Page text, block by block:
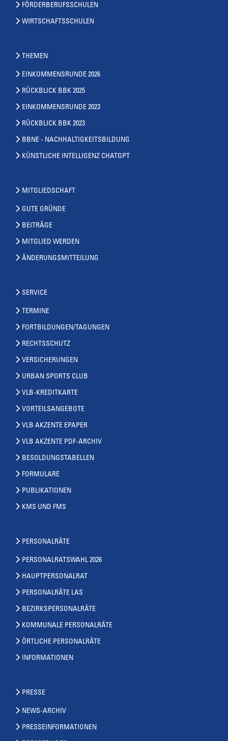
FÖRDERBERUFSSCHULEN
WIRTSCHAFTSSCHULEN
THEMEN
EINKOMMENSRUNDE 2026
RÜCKBLICK BBK 2025
EINKOMMENSRUNDE 2023
RÜCKBLICK BBK 2023
BBNE - NACHHALTIGKEITSBILDUNG
KÜNSTLICHE INTELLIGENZ CHATGPT
MITGLIEDSCHAFT
GUTE GRÜNDE
BEITRÄGE
MITGLIED WERDEN
ÄNDERUNGSMITTEILUNG
SERVICE
TERMINE
FORTBILDUNGEN/TAGUNGEN
RECHTSSCHUTZ
VERSICHERUNGEN
URBAN SPORTS CLUB
VLB-KREDITKARTE
VORTEILSANGEBOTE
VLB AKZENTE EPAPER
VLB AKZENTE PDF-ARCHIV
BESOLDUNGSTABELLEN
FORMULARE
PUBLIKATIONEN
KMS UND FMS
PERSONALRÄTE
PERSONALRATSWAHL 2026
HAUPTPERSONALRAT
PERSONALRÄTE LAS
BEZIRKSPERSONALRÄTE
KOMMUNALE PERSONALRÄTE
ÖRTLICHE PERSONALRÄTE
INFORMATIONEN
PRESSE
NEWS-ARCHIV
PRESSEINFORMATIONEN